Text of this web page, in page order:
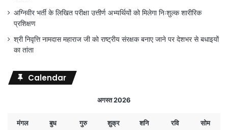
अग्निवीर भर्ती के लिखित परीक्षा उत्तीर्ण अभ्यर्थियों को मिलेगा निःशुल्क शारीरिक
प्रशिक्षण
श्री निवृत्ति नामदास महाराज जी को राष्ट्रीय संरक्षक बनाए जाने पर देशभर से बधाइयों
का तांता
Calendar
अगस्त 2026
मंगल बुध गुरु शुक्र शनि रवि सोम